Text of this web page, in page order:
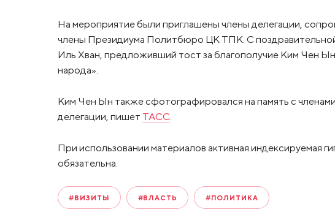
На мероприятие были приглашены члены делегации,
члены Президиума Политбюро ЦК ТПК. С
Иль Хван, предложивший тост за благополучие Ким Чен
народа».
Ким Чен Ын также сфотографировался на память с
делегации, пишет ТАСС.
При использовании материалов активная индексируемая
обязательна.
#ВИЗИТЫ #ВЛАСТЬ #ПОЛИТИКА